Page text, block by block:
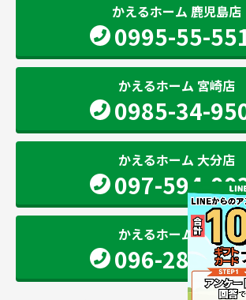
かえるホーム 鹿児島店
0995-55-
かえるホーム 宮崎店
0985-34-
かえるホーム 大分店
097-594-
かえるホーム 熊本店
096-283-